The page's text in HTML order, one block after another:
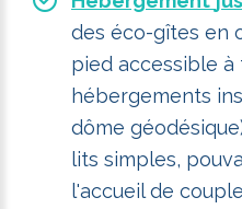
des éco-gîtes en
pied accessible à
hébergements
dôme
lits simples,
l'accueil de